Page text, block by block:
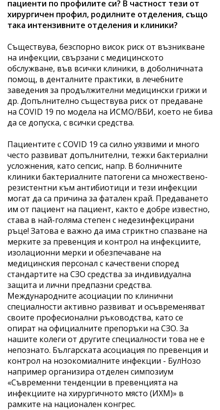
пациенти по профилите си? В частност тези от
хирургичен профил, родилните отделения, също
така интензивните отделения и клиники?
Съществува, безспорно висок риск от възникване
на инфекции, свързани с медицинското
обслужване, във всички клиники, в доболничната
помощ, в денталните практики, в лечебните
заведения за продължителни медицински грижи и
др. Допълнително съществува риск от предаване
на COVID 19 по модела на ИСМО/ВБИ, което не бива
да се допуска, с всички средства.
Пациентите с COVID 19 са силно уязвими и много
често развиват допълнителни, тежки бактериални
усложнения, като сепсис, напр. В болничните
клиники бактериалните патогени са множествено-
резистентни към антибиотици и тези инфекции
могат да са причина за фатален край. Предаването
им от пациент на пациент, както е добре известно,
става в най-голяма степен с недезинфекцирани
ръце! Затова е важно да има стриктно спазване на
мерките за превенция и контрол на инфекциите,
изолационни мерки и обезпечаване на
медицинския персонал с качествени според
стандартите на СЗО средства за индивидуална
защита и лични предпазни средства.
Международните асоциации по клинични
специалности активно развиват и осъвременяват
своите професионални ръководства, като се
опират на официалните препоръки на СЗО. За
нашите колеги от другите специалности това не е
непознато. Българската асоциация по превенция и
контрол на нозокомиалните инфекции - БулНозо
например организира отделен симпозиум
«Съвременни тенденции в превенцията на
инфекциите на хирургичното място (ИХМ)» в
рамките на национален конгрес.